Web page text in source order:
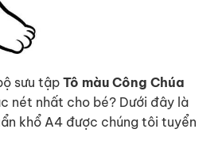
sưu tập Tô màu Công Chúa
nét nhất cho bé? Dưới đây là
khổ A4 được chúng tôi tuyển